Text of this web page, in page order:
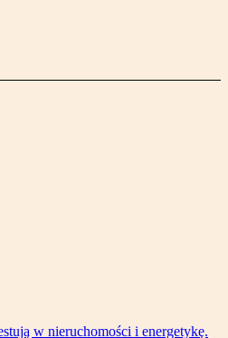
w nieruchomości i energetykę.